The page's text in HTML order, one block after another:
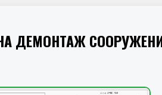
ДЕМОНТАЖ